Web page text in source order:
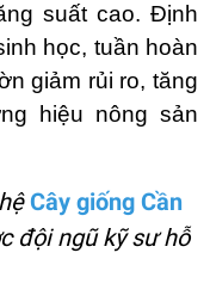
suất cao. Định
học, tuần hoàn
giảm rủi ro, tăng
hiệu nông sản
Cây giống Cần
đội ngũ kỹ sư hỗ